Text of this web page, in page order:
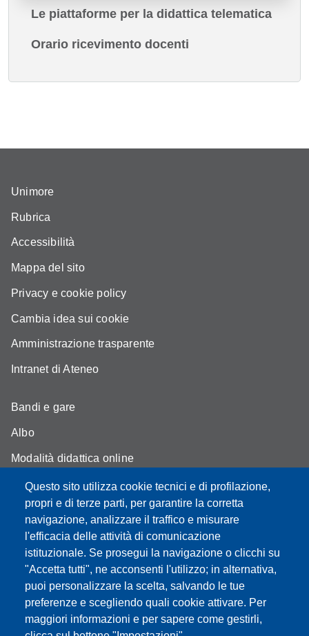
Le piattaforme per la didattica telematica
Orario ricevimento docenti
Questo sito utilizza cookie tecnici e di profilazione,
propri e di terze parti, per garantire la corretta
navigazione, analizzare il traffico e misurare
l'efficacia delle attività di comunicazione
istituzionale. Se prosegui la navigazione o clicchi su
"Accetta tutti", ne acconsenti l'utilizzo; in alternativa,
puoi personalizzare la scelta, salvando le tue
preferenze e scegliendo quali cookie attivare. Per
maggiori informazioni e per sapere come gestirli,
Unimore
Rubrica
Accessibilità
Mappa del sito
Privacy e cookie policy
Cambia idea sui cookie
Amministrazione trasparente
Intranet di Ateneo
Bandi e gare
Albo
Modalità didattica online
Segreteria studenti
Assicurazione qualità
Partita IVA: 00427620364
Dipartimento di Educazione e Scienze Umane
Sede: Viale Timavo 93 - 42121 Reggio nell'Emilia
Area Didattica: didattica.desu@unimore.it